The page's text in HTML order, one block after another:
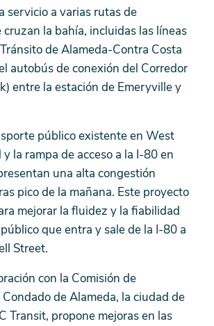
servicio a varias rutas de
la bahía, incluidas las líneas
de Alameda-Contra Costa
autobús de conexión del Corredor
entre la estación de Emeryville y
público existente en West
la rampa de acceso a la I-80 en
una alta congestión
pico de la mañana. Este proyecto
mejorar la fluidez y la fiabilidad
que entra y sale de la I-80 a
Street.
con la Comisión de
de Alameda, la ciudad de
Transit, propone mejoras en las